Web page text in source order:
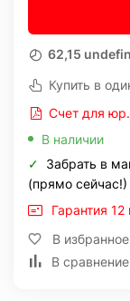
62,15
Купить в
Счет для
В наличии
✓
Забрать в
(прямо сейчас!)
Гарантия 12
В избранное
В сравнение